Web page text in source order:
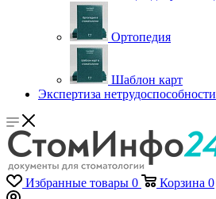
Ортопедия
Шаблон карт
Экспертиза нетрудоспособности
Избранные товары 0 Корзина 0